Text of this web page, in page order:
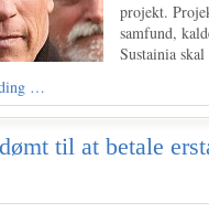
projekt.
samfund,
Sustainia
…
til at betale